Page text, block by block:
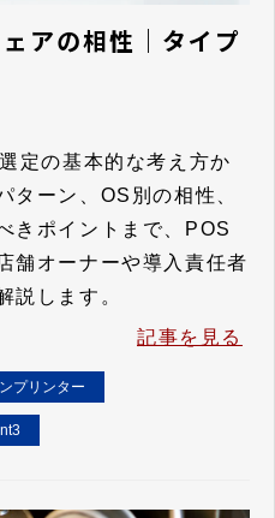
アの相性｜タイプ
定の基本的な考え方か
ターン、OS別の相性、
きポイントまで、POS
舗オーナーや導入責任者
説します。
記事を見る
プリンター